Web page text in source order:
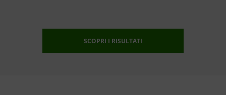
SCOPRI I RISULTATI